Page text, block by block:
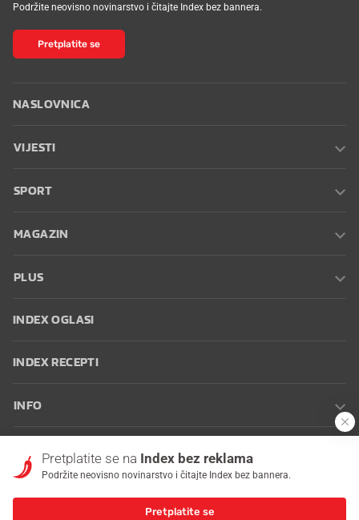
Podržite neovisno novinarstvo i čitajte Index bez bannera.
Pretplatite se
NASLOVNICA
VIJESTI
SPORT
MAGAZIN
PLUS
INDEX OGLASI
INDEX RECEPTI
INFO
korištenja
Postavke kolačića
Pretplatite se na Index bez reklama
Podržite neovisno novinarstvo i čitajte Index bez bannera.
Pretplatite se